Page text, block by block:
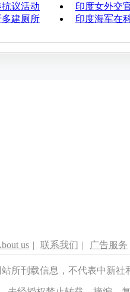
议活动
印度女外交
建厕所
印度海军在
us | 联系我们 | 广告服务
所刊载信息，不代表中新